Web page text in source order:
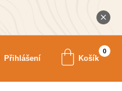
Přihlášení Košík
0